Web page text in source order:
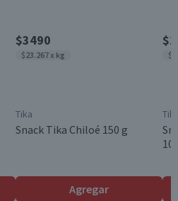
$3490
$23.267 x kg
Tika
Snack Tika Chiloé 150 g
Agregar